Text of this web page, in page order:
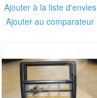
Ajouter à la liste d'envies
Ajouter au comparateur